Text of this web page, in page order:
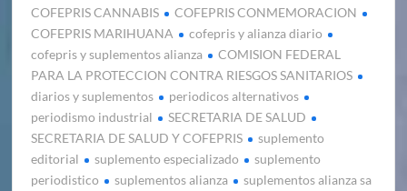
COFEPRIS CANNABIS
COFEPRIS CONMEMORACION
COFEPRIS MARIHUANA
cofepris y alianza diario
cofepris y suplementos alianza
COMISION FEDERAL
PARA LA PROTECCION CONTRA RIESGOS SANITARIOS
diarios y suplementos
periodicos alternativos
periodismo industrial
SECRETARIA DE SALUD
SECRETARIA DE SALUD Y COFEPRIS
suplemento
editorial
suplemento especializado
suplemento
periodistico
suplementos alianza
suplementos alianza sa